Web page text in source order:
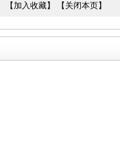
【加入收藏】 【关闭本页】